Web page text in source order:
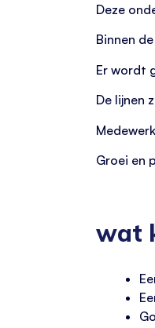
Deze
Binnen
Er wordt
De lijnen
Groei en
wat